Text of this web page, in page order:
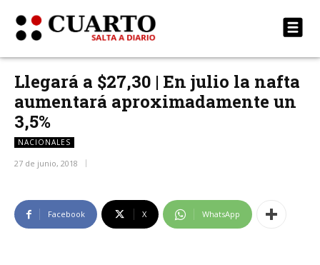
Llegará a $27,30 | En julio la nafta
aumentará aproximadamente un
3,5%
NACIONALES
27 de junio, 2018
Facebook X WhatsApp